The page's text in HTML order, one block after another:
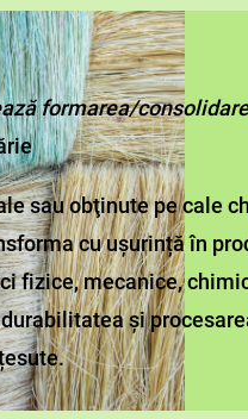
formarea/
sau obţinute pe cale
cu ușurință în
fizice, mecanice,
și